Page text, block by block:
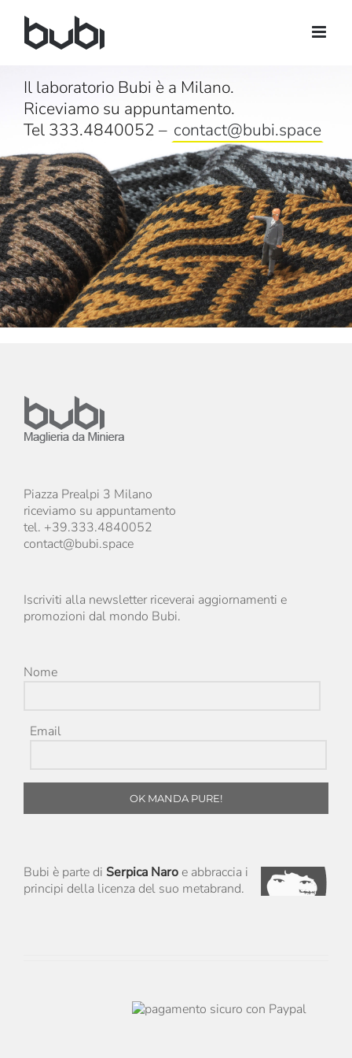
contenuto
Il laboratorio Bubi è a Milano.
Riceviamo su appuntamento.
Tel 333.4840052 – contact@bubi.space
Piazza Prealpi 3 Milano
riceviamo su appuntamento
tel. +39.333.4840052
contact@bubi.space
Iscriviti alla newsletter riceverai aggiornamenti e
promozioni dal mondo Bubi.
Nome
Email
OK MANDA PURE!
Bubi è parte di Serpica Naro e abbraccia i
principi della licenza del suo metabrand.